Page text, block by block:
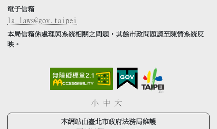
電子信箱
la_laws@gov.taipei
本局信箱係處理與系統相關之問題，其餘市政問題請至陳情系統反
映。
小 中 大
本網站由臺北市政府法務局維護